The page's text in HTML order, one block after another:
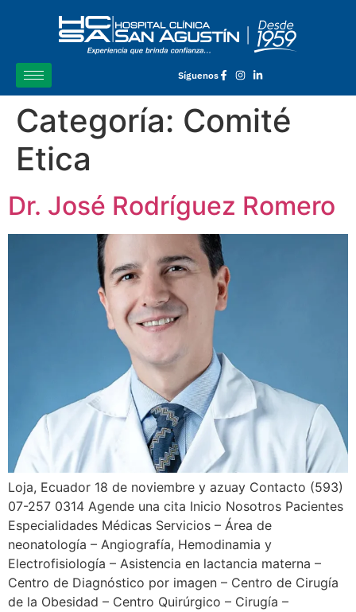
Síguenos
Categoría: Comité
Etica
Dr. José Rodríguez Romero
Loja, Ecuador 18 de noviembre y azuay Contacto (593)
07-257 0314 Agende una cita Inicio Nosotros Pacientes
Especialidades Médicas Servicios – Área de
neonatología – Angiografía, Hemodinamia y
Electrofisiología – Asistencia en lactancia materna –
Centro de Diagnóstico por imagen – Centro de Cirugía
de la Obesidad – Centro Quirúrgico – Cirugía –